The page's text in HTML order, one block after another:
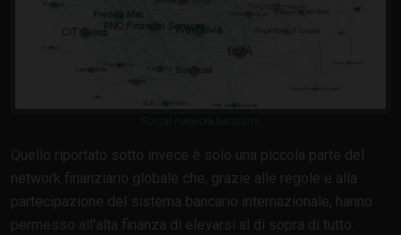
Quello riportato sotto invece è solo una piccola parte del
network finanziario globale che, grazie alle regole e alla
partecipazione del sistema bancario internazionale, hanno
permesso all'alta finanza di elevarsi al di sopra di tutto.